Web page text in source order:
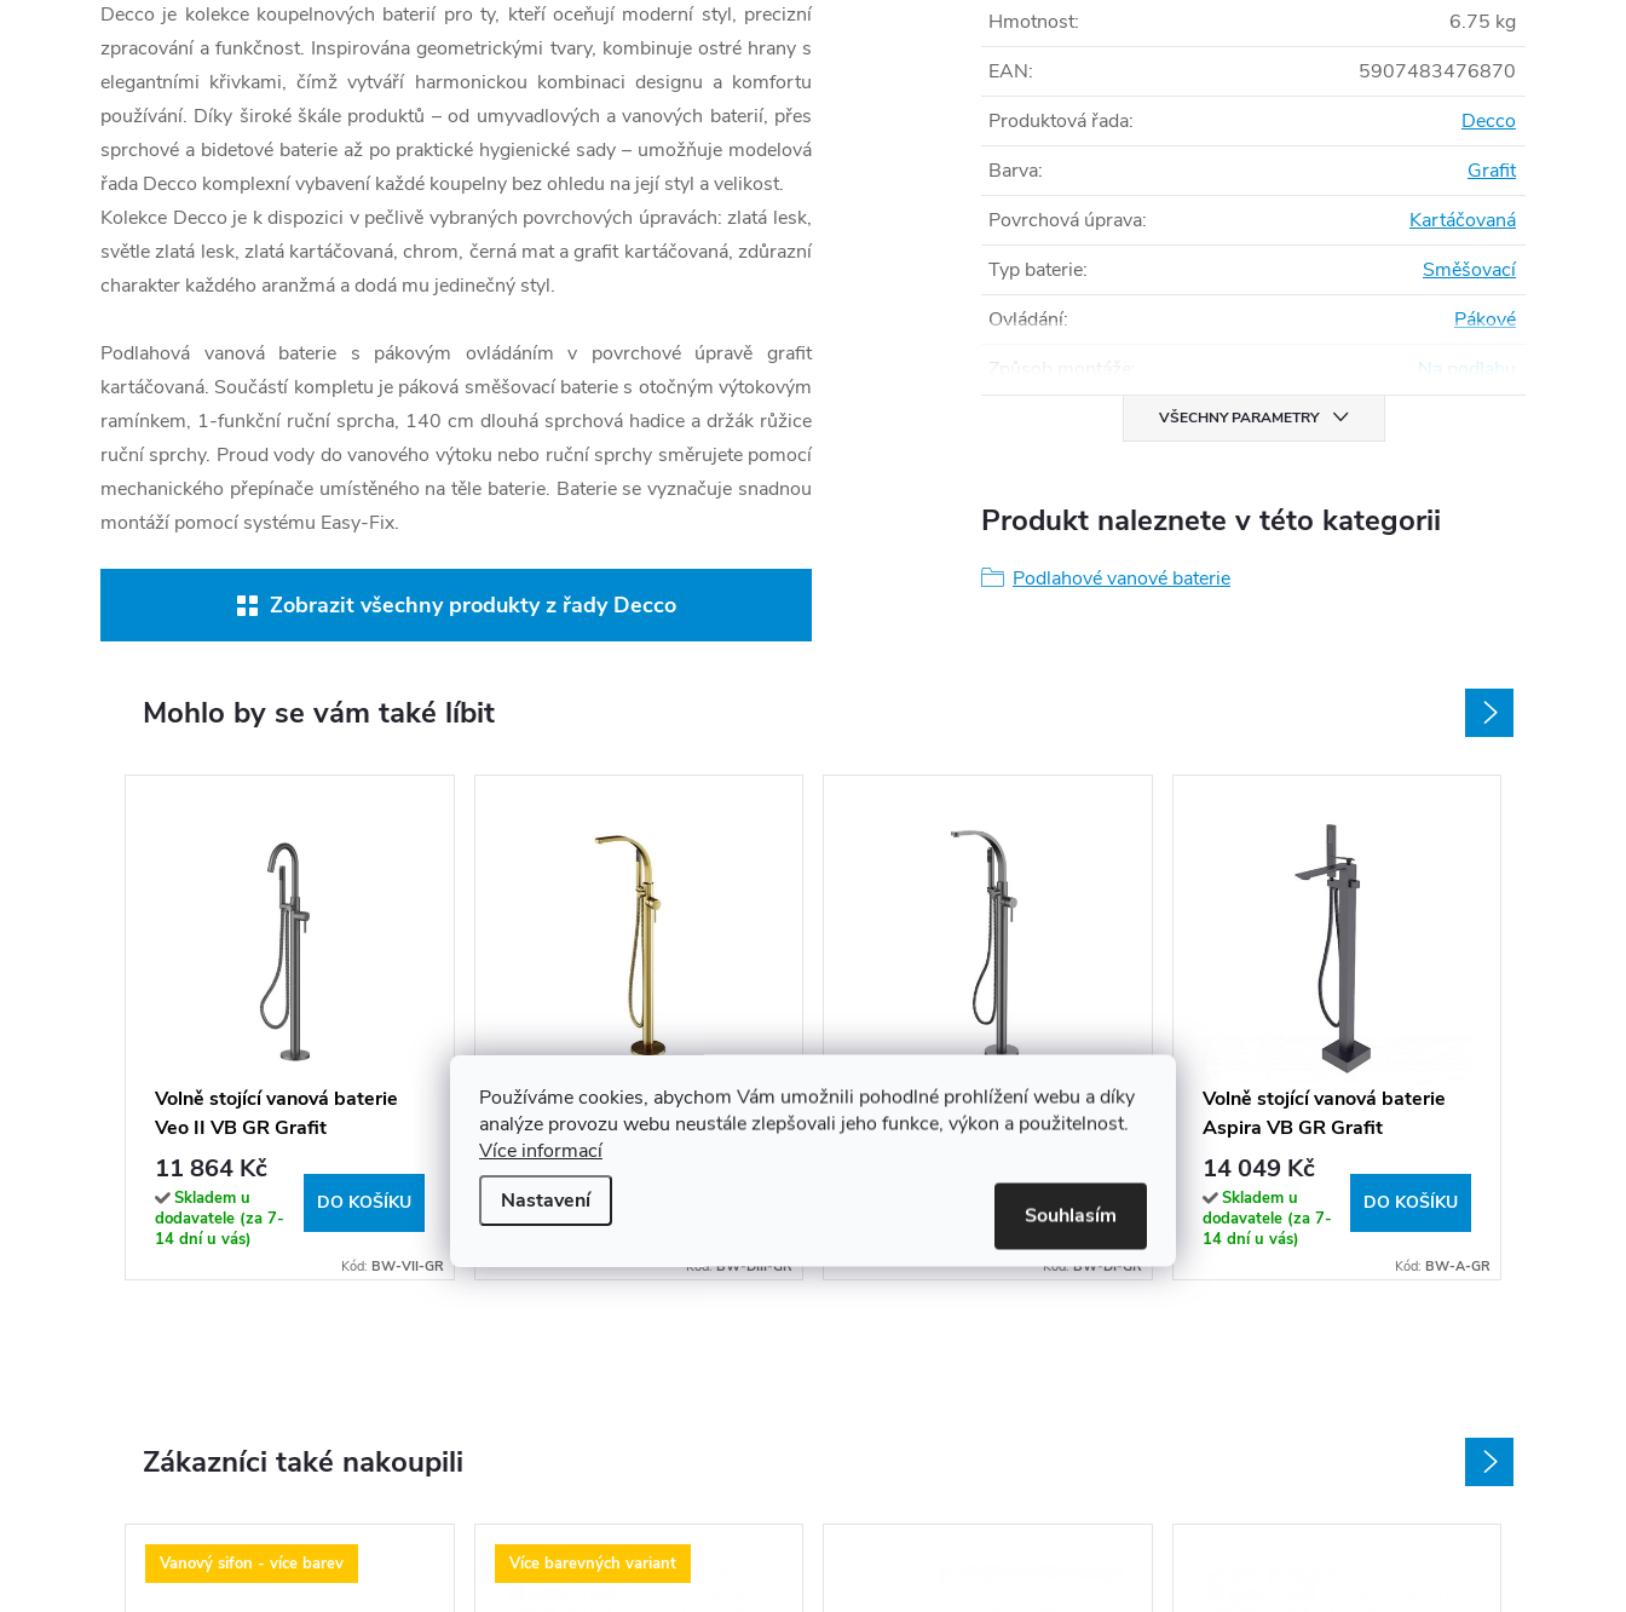
Používáme cookies, abychom Vám umožnili pohodlné prohlížení webu a díky
analýze provozu webu neustále zlepšovali jeho funkce, výkon a použitelnost.
Více informací
Nastavení
Souhlasím
Decco je kolekce koupelnových baterií pro ty, kteří oceňují moderní styl, precizní
zpracování a funkčnost. Inspirována geometrickými tvary, kombinuje ostré hrany s
elegantními křivkami, čímž vytváří harmonickou kombinaci designu a komfortu
používání. Díky široké škále produktů – od umyvadlových a vanových baterií, přes
sprchové a bidetové baterie až po praktické hygienické sady – umožňuje modelová
řada Decco komplexní vybavení každé koupelny bez ohledu na její styl a velikost.
Kolekce Decco je k dispozici v pečlivě vybraných povrchových úpravách: zlatá lesk,
světle zlatá lesk, zlatá kartáčovaná, chrom, černá mat a grafit kartáčovaná, zdůrazní
charakter každého aranžmá a dodá mu jedinečný styl.
Podlahová vanová baterie s pákovým ovládáním v povrchové úpravě grafit
kartáčovaná. Součástí kompletu je páková směšovací baterie s otočným výtokovým
ramínkem, 1-funkční ruční sprcha, 140 cm dlouhá sprchová hadice a držák růžice
ruční sprchy. Proud vody do vanového výtoku nebo ruční sprchy směrujete pomocí
mechanického přepínače umístěného na těle baterie. Baterie se vyznačuje snadnou
montáží pomocí systému Easy-Fix.
Zobrazit všechny produkty z řady Decco
Hmotnost:
6.75 kg
EAN:
5907483476870
Produktová řada:
Decco
Barva:
Grafit
Povrchová úprava:
Kartáčovaná
Typ baterie:
Směšovací
Ovládání:
Pákové
Na podlahu
VŠECHNY PARAMETRY
Produkt naleznete v této kategorii
Podlahové vanové baterie
Mohlo by se vám také líbit
Volně stojící vanová baterie
Veo II VB GR Grafit
kartáčovaná
11 864 Kč
Skladem u
dodavatele (za 7-
14 dní u vás)
DO KOŠÍKU
Kód: BW-VII-GR
Volně stojící vanová baterie
Decco III VB BOX system GR
Grafit kartáčovaná
16 257 Kč
Skladem u
dodavatele (za 7-
Kód:BW-DIII-GR
Volně stojící vanová baterie
Decco I VB GR Grafit
DO KOŠÍKU
Kód:BW-DI-GR
Volně stojící vanová baterie
Aspira VB GR Grafit
kartáčovaná
14 049 Kč
Skladem u
dodavatele (za 7-
14 dní u vás)
DO KOŠÍKU
Kód: BW-A-GR
Zákazníci také nakoupili
Vanový sifon - více barev Více barevných variant